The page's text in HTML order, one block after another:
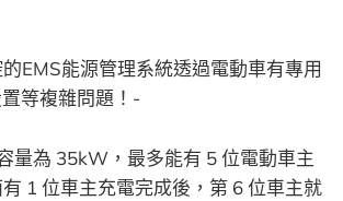
EMS能源管理系統透過電動車有專用
等複雜問題！-
量為 35kW，最多能有 5 位電動車主
1 位車主充電完成後，第 6 位車主就